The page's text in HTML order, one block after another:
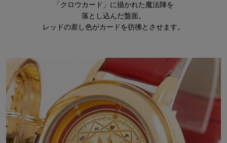
「クロウカード」に描かれた魔法陣を
落とし込んだ盤面。
レッドの差し色がカードを彷彿とさせます。